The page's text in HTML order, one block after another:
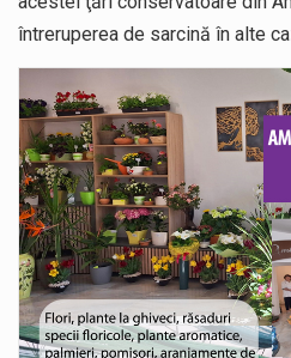
întreruperea de sarcină în alte